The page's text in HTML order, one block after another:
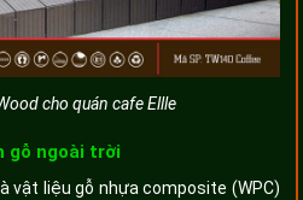
cho quán cafe Ellle
gỗ ngoài trời
vật liệu gỗ nhựa composite (WPC)